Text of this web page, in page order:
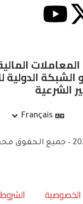
الدولية
الشرعية
Français
© حقوق النشر 2026 – جميع